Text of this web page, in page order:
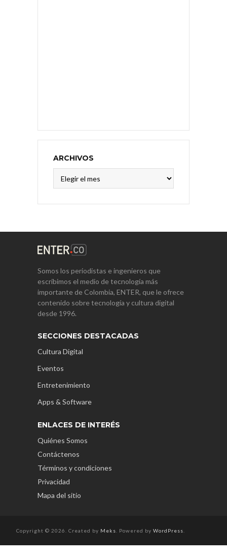
ARCHIVOS
Somos los periodistas e ingenieros que
escribimos el medio de tecnología más
importante de Colombia, ENTER, que le ofrece
contenido sobre tecnología y cultura digital
desde 1996.
SECCIONES DESTACADAS
Cultura Digital
Eventos
Entretenimiento
Apps & Software
ENLACES DE INTERÉS
Quiénes Somos
Contáctenos
Términos y condiciones
Privacidad
Mapa del sitio
Copyright © 2026. Created by Meks . Powered by WordPress